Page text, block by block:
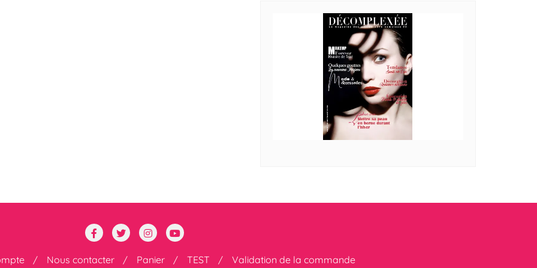
Nous contacter Panier TEST Validation de la commande